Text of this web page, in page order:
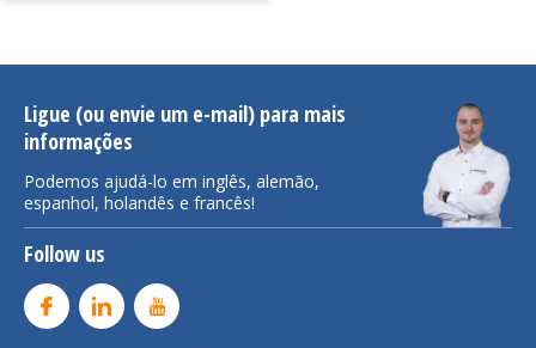
Ligue (ou envie um e-mail) para mais
informações
Podemos ajudá-lo em inglês, alemão,
espanhol, holandês e francês!
Follow us